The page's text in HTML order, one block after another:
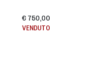
€ 750,00
VENDUTO